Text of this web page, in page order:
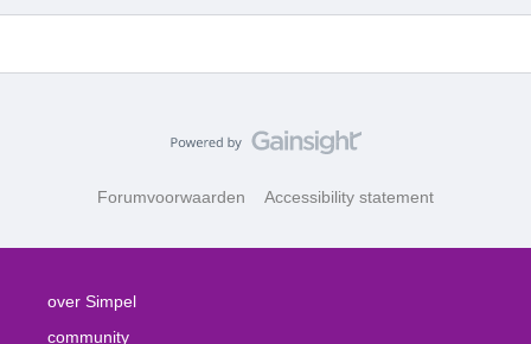
Forumvoorwaarden Accessibility statement
over Simpel
community